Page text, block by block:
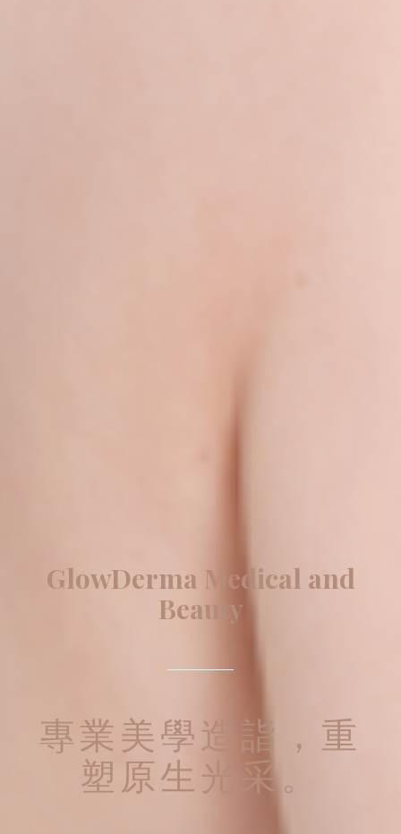
GlowDerma Medical and
Beauty
專業美學造詣，重
塑原生光采。